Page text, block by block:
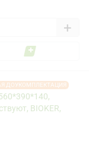
+
ДОУКОМПЛЕКТАЦИЯ
BIOKER,